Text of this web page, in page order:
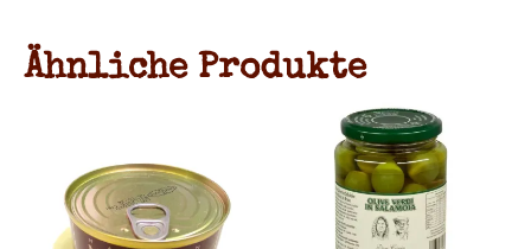
Ähnliche Produkte